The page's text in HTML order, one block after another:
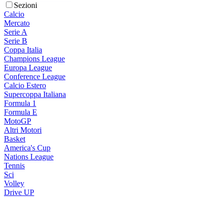
Sezioni
Calcio
Mercato
Serie A
Serie B
Coppa Italia
Champions League
Europa League
Conference League
Calcio Estero
Supercoppa Italiana
Formula 1
Formula E
MotoGP
Altri Motori
Basket
America's Cup
Nations League
Tennis
Sci
Volley
Drive UP